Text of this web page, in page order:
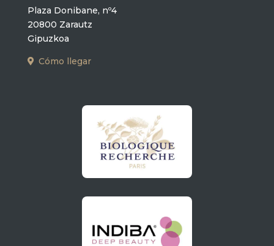
Plaza Donibane, nº4
20800 Zarautz
Gipuzkoa
Cómo llegar